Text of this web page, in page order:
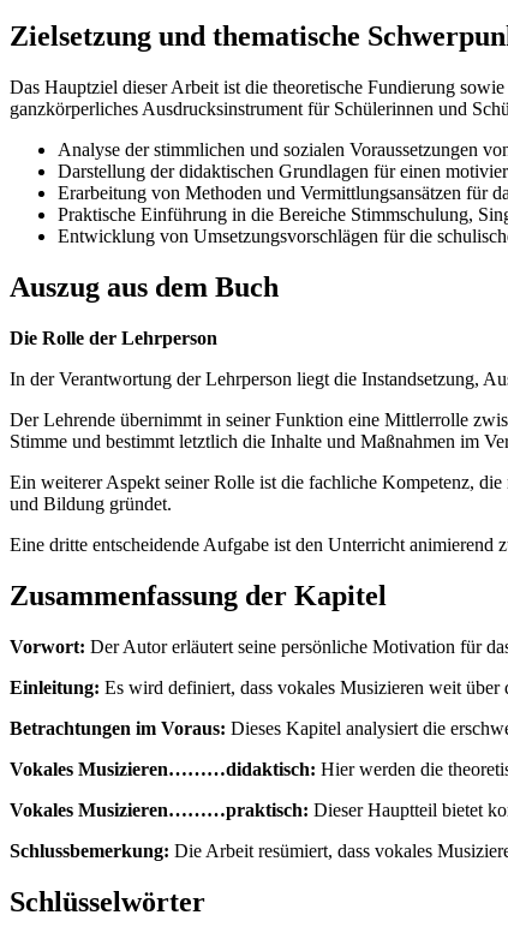
Zielsetzung und thematische
Das Hauptziel dieser Arbeit ist die theoretische Fundierung
ganzkörperliches Ausdrucksinstrument für Schülerinnen und
Analyse der stimmlichen und sozialen Voraussetzungen
Darstellung der didaktischen Grundlagen für einen
Erarbeitung von Methoden und Vermittlungsansätzen für
Praktische Einführung in die Bereiche Stimmschulung,
Entwicklung von Umsetzungsvorschlägen für die
Auszug aus dem Buch
Die Rolle der Lehrperson
In der Verantwortung der Lehrperson liegt die Instandsetzung,
Der Lehrende übernimmt in seiner Funktion eine Mittlerrolle
Stimme und bestimmt letztlich die Inhalte und Maßnahmen im
Ein weiterer Aspekt seiner Rolle ist die fachliche Kompetenz,
und Bildung gründet.
Eine dritte entscheidende Aufgabe ist den Unterricht animierend
Zusammenfassung der Kapitel
Vorwort: Der Autor erläutert seine persönliche Motivation für
Einleitung: Es wird definiert, dass vokales Musizieren weit
Betrachtungen im Voraus: Dieses Kapitel analysiert die
Vokales Musizieren………didaktisch: Hier werden die
Vokales Musizieren………praktisch: Dieser Hauptteil bietet
Schlussbemerkung: Die Arbeit resümiert, dass vokales
Schlüsselwörter